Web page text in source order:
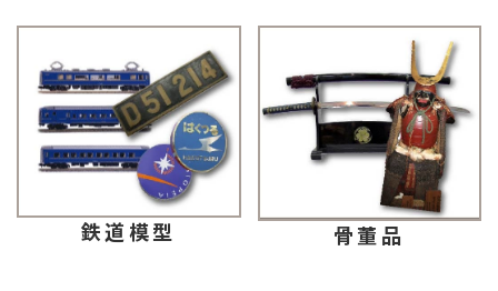
鉄道模型 骨董品